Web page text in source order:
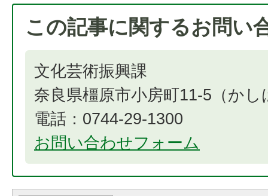
この記事に関するお問い
文化芸術振興課
奈良県橿原市小房町11-5（か
電話：0744-29-1300
お問い合わせフォーム